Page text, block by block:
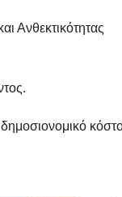
Ανθεκτικότητας